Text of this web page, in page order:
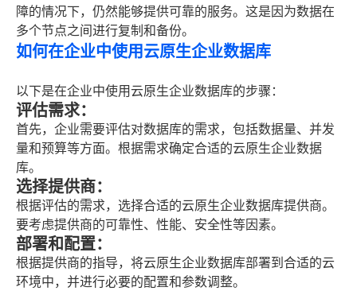
障的情况下，仍然能够提供可靠的服务。这是因为数据在
多个节点之间进行复制和备份。
如何在企业中使用云原生企业数据库
以下是在企业中使用云原生企业数据库的步骤：
评估需求：
首先，企业需要评估对数据库的需求，包括数据量、并发
量和预算等方面。根据需求确定合适的云原生企业数据
库。
选择提供商：
根据评估的需求，选择合适的云原生企业数据库提供商。
要考虑提供商的可靠性、性能、安全性等因素。
部署和配置：
根据提供商的指导，将云原生企业数据库部署到合适的云
环境中，并进行必要的配置和参数调整。